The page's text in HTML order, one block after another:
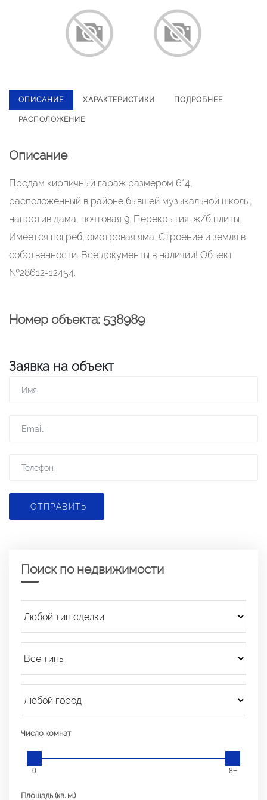
ОПИСАНИЕ ХАРАКТЕРИСТИКИ ПОДРОБНЕЕ
РАСПОЛОЖЕНИЕ
Описание
Продам кирпичный гараж размером 6*4,
расположенный в районе бывшей музыкальной школы,
напротив дама, почтовая 9. Перекрытия: ж/б плиты.
Имеется погреб, смотровая яма. Строение и земля в
собственности. Все документы в наличии! Объект
№28612-12454.
Номер объекта: 538989
Заявка на объект
ОТПРАВИТЬ
Поиск по недвижимости
Число комнат
0 8+
Площадь (кв. м.)